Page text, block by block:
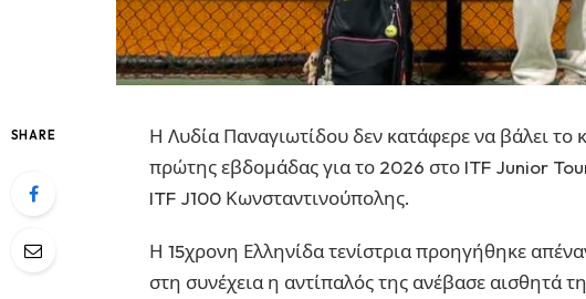
SHARE
Η Λυδία Παναγιωτίδου δεν κατάφερε να βάλει το
πρώτης εβδομάδας για το 2026 στο ITF Junior
ITF J100 Κωνσταντινούπολης.
Η 15χρονη Ελληνίδα τενίστρια προηγήθηκε
στη συνέχεια η αντίπαλός της ανέβασε αισθητά